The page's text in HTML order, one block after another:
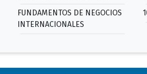
FUNDAMENTOS DE NEGOCIOS
INTERNACIONALES